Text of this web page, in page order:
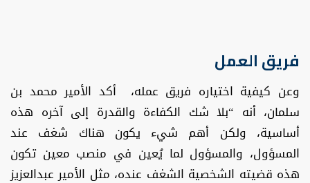
فريق العمل
وعن كيفية اختياره فريق عمله، أكد الأمير محمد بن
سلمان، أنه “بلا شك الكفاءة والقدرة إلى آخره هذه
أساسية، ولكن أهم شيء يكون هناك شغف عند
المسؤول، والمسؤول لما يُعين في منصب معين تكون
هذه قضيته الشخصية الشغف عنده، مثل الأمير عبدالعزيز